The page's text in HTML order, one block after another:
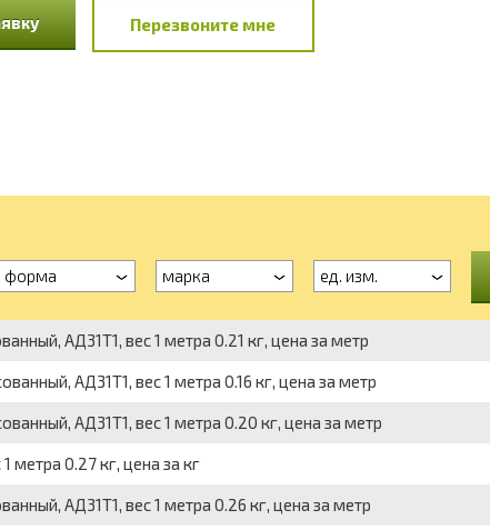
Перезвоните мне
форма марка ед. изм.
АД31Т1, вес 1 метра 0.21 кг, цена за метр
АД31Т1, вес 1 метра 0.16 кг, цена за метр
АД31Т1, вес 1 метра 0.20 кг, цена за метр
0.27 кг, цена за кг
АД31Т1, вес 1 метра 0.26 кг, цена за метр